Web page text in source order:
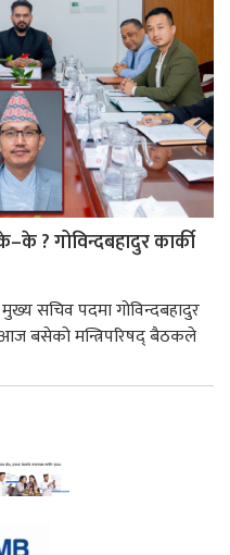
? गोविन्दबहादुर कार्की
सचिव पदमा गोविन्दबहादुर
आज बसेको मन्त्रिपरिषद् बैठकले